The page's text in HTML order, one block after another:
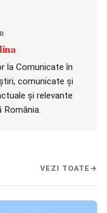
la Comunicate în
comunicate și
și relevante
VEZI TOATE